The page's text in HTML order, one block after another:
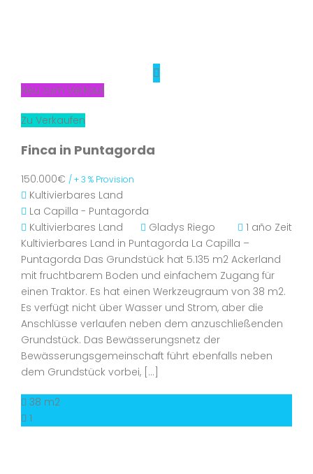
Neu zum Verkauf
Zu Verkaufen
Finca in Puntagorda
150.000€ / + 3 % Provision
Kultivierbares Land
La Capilla - Puntagorda
Kultivierbares Land
Gladys Riego
1 año Zeit
Kultivierbares Land in Puntagorda La Capilla –
Puntagorda Das Grundstück hat 5.135 m2 Ackerland
mit fruchtbarem Boden und einfachem Zugang für
einen Traktor. Es hat einen Werkzeugraum von 38 m2.
Es verfügt nicht über Wasser und Strom, aber die
Anschlüsse verlaufen neben dem anzuschließenden
Grundstück. Das Bewässerungsnetz der
Bewässerungsgemeinschaft führt ebenfalls neben
dem Grundstück vorbei, […]
38 m2
1